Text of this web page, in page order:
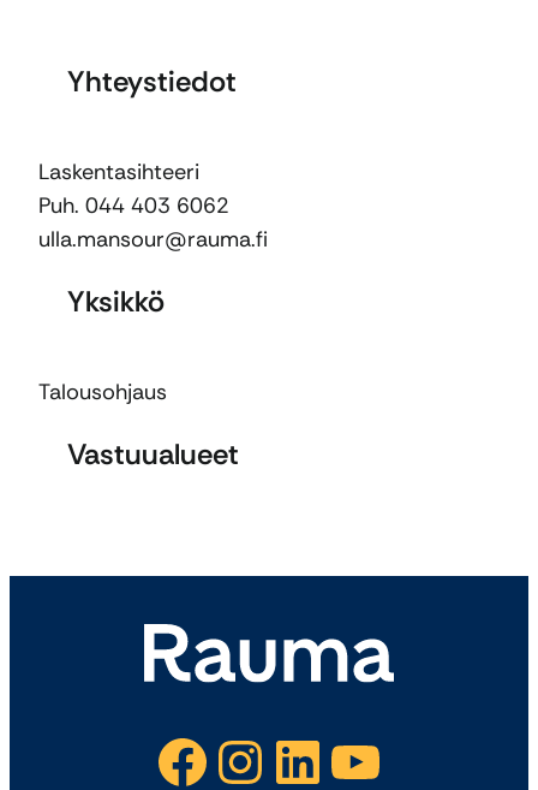
Yhteystiedot
Laskentasihteeri
Puh. 044 403 6062
ulla.mansour@rauma.fi
Yksikkö
Talousohjaus
Vastuualueet
Facebook Instagram LinkedIn YouTube